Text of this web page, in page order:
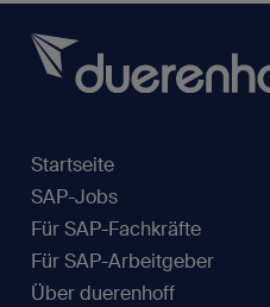
Startseite
SAP-Jobs
Für SAP-Fachkräfte
Für SAP-Arbeitgeber
Über duerenhoff